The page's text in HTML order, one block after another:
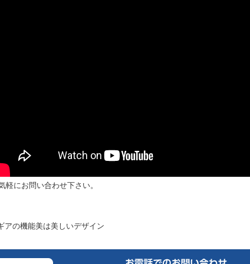
軽にお問い合わせ下さい。
アの機能美は美しいデザイン